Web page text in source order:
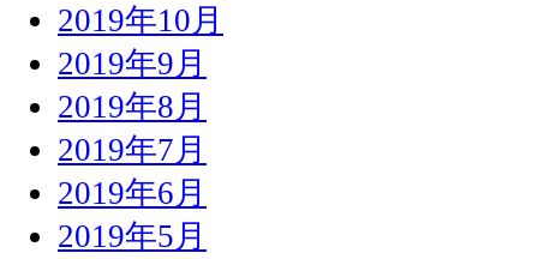
2019年10月
2019年9月
2019年8月
2019年7月
2019年6月
2019年5月